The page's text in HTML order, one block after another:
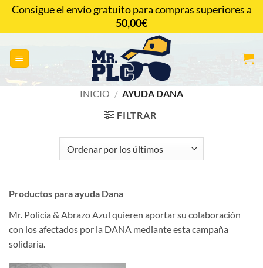
Saltar
contenido
CONTACTAR
INICIO / AYUDA DANA
FILTRAR
Productos para ayuda Dana
Mr. Policía & Abrazo Azul quieren aportar su colaboración
con los afectados por la DANA mediante esta campaña
solidaria.
Consigue el envío gratuito para compras superiores a
50,00€